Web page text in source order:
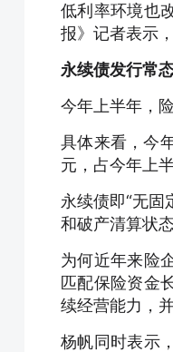
低利率环境也
报》记者表示
永续债发行常
今年上半年，
具体来看，今
元，占今年上
永续债即“无
和破产清算状
为何近年来险
匹配保险资金
续经营能力，
杨帆同时表示